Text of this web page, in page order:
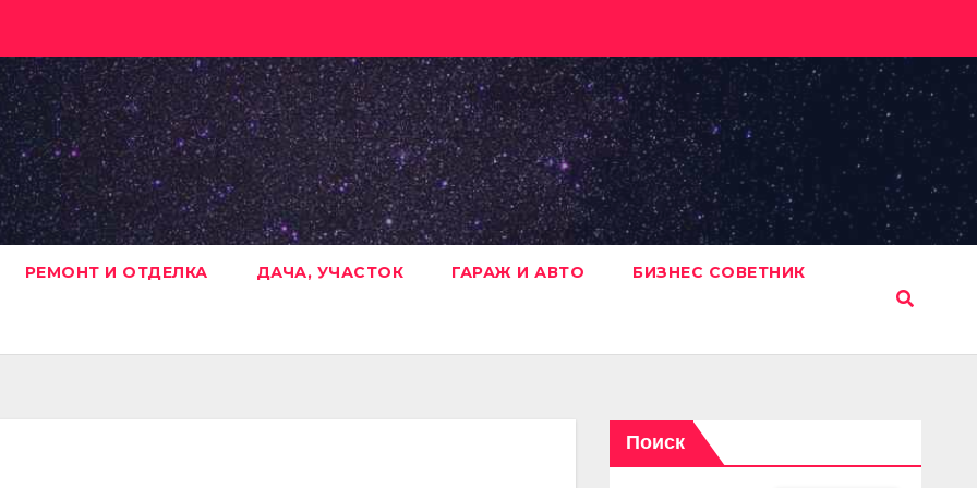
РЕМОНТ И ОТДЕЛКА ДАЧА, УЧАСТОК ГАРАЖ И АВТО БИЗНЕС СОВЕТНИК
Поиск